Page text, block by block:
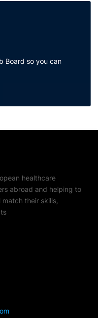
Board so you can
healthcare
abroad and helping to
their skills,